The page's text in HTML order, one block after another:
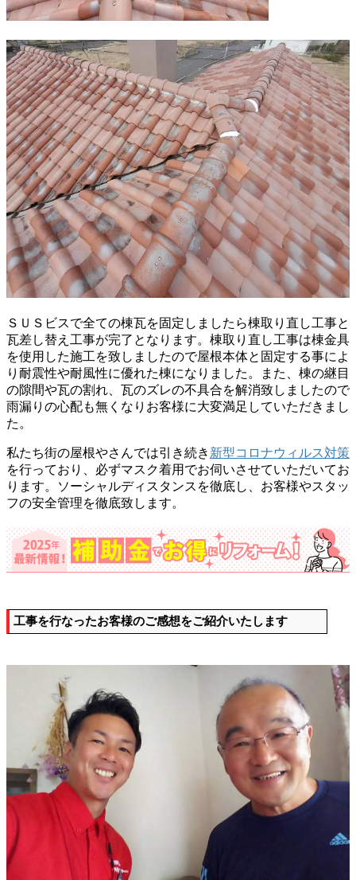
ＳＵＳビスで全ての棟瓦を固定しましたら棟取り直し工事と
瓦差し替え工事が完了となります。棟取り直し工事は棟金具
を使用した施工を致しましたので屋根本体と固定する事によ
り耐震性や耐風性に優れた棟になりました。また、棟の継目
の隙間や瓦の割れ、瓦のズレの不具合を解消致しましたので
雨漏りの心配も無くなりお客様に大変満足していただきまし
た。
私たち街の屋根やさんでは引き続き 新型コロナウィルス対策
を行っており、必ずマスク着用でお伺いさせていただいてお
ります。ソーシャルディスタンスを徹底し、お客様やスタッ
フの安全管理を徹底致します。
工事を行なったお客様のご感想をご紹介いたします